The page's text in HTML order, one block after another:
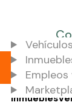
Inmuebles